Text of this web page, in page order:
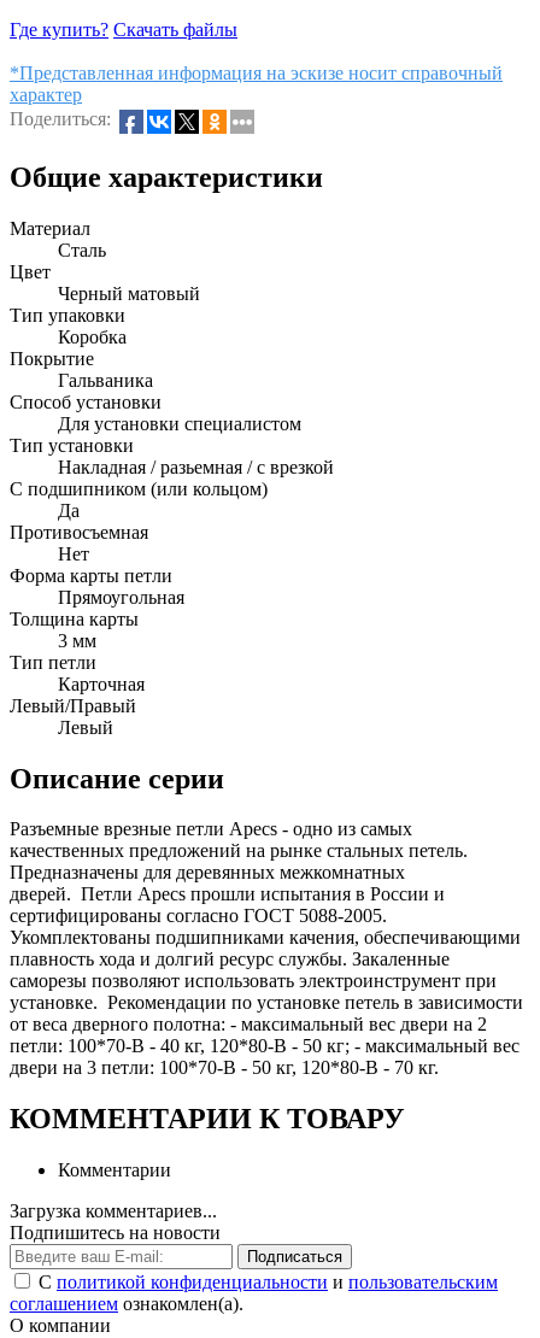
Где купить? Скачать файлы
*Представленная информация на эскизе носит справочный
характер
Поделиться:
Общие характеристики
Материал
Сталь
Цвет
Черный матовый
Тип упаковки
Коробка
Покрытие
Гальваника
Способ установки
Для установки специалистом
Тип установки
Накладная / разьемная / с врезкой
С подшипником (или кольцом)
Да
Противосъемная
Нет
Форма карты петли
Прямоугольная
Толщина карты
3 мм
Тип петли
Карточная
Левый/Правый
Левый
Описание серии
Разъемные врезные петли Apecs - одно из самых
качественных предложений на рынке стальных петель.
Предназначены для деревянных межкомнатных
дверей. Петли Apecs прошли испытания в России и
сертифицированы согласно ГОСТ 5088-2005.
Укомплектованы подшипниками качения, обеспечивающими
плавность хода и долгий ресурс службы. Закаленные
саморезы позволяют использовать электроинструмент при
установке. Рекомендации по установке петель в зависимости
от веса дверного полотна: - максимальный вес двери на 2
петли: 100*70-B - 40 кг, 120*80-B - 50 кг; - максимальный вес
двери на 3 петли: 100*70-B - 50 кг, 120*80-B - 70 кг.
КОММЕНТАРИИ К ТОВАРУ
Комментарии
Загрузка комментариев...
Подпишитесь на новости
Подписаться
С политикой конфиденциальности и пользовательским
соглашением ознакомлен(а).
О компании